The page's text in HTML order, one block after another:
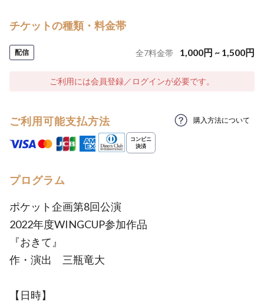
チケットの種類・料金帯
配信 全7料金帯 1,000円 ~ 1,500円
ご利用には会員登録／ログインが必要です。
ご利用可能支払方法 購入方法について
プログラム
ポケット企画第8回公演
2022年度WINGCUP参加作品
『おきて』
作・演出 三瓶竜大
【日時】